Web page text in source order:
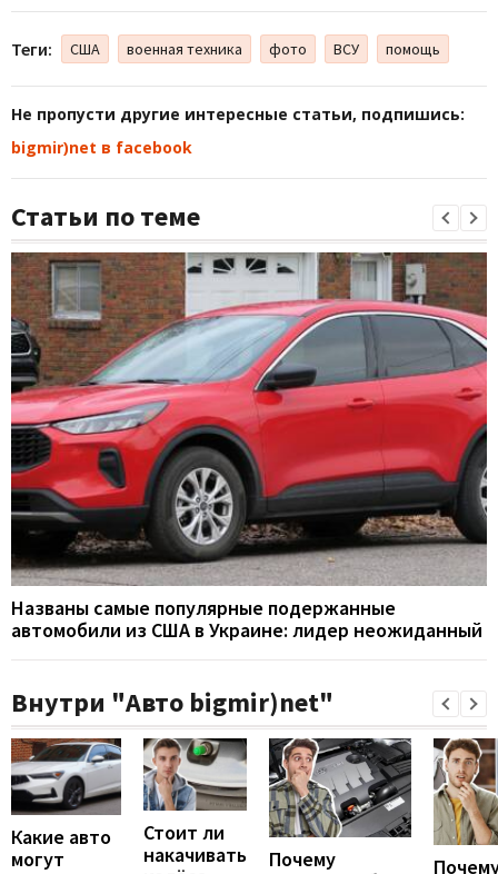
Теги: США военная техника фото ВСУ помощь
Не пропусти другие интересные статьи, подпишись:
bigmir)net в facebook
Статьи по теме
Названы самые популярные подержанные
автомобили из США в Украине: лидер неожиданный
Внутри "Авто bigmir)net"
Какие авто
могут
Стоит ли
накачивать
Почему